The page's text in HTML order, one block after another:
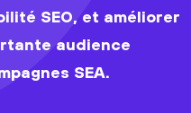
SEO, et améliorer
audience
SEA.